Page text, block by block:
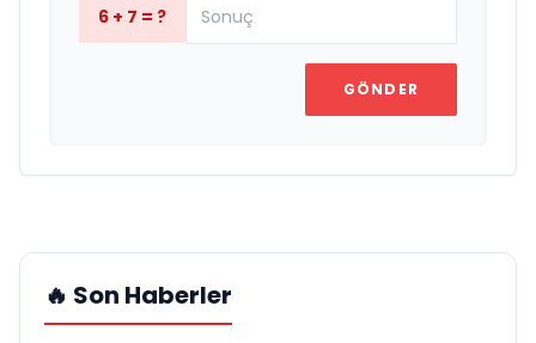
6 + 7 = ?
GÖNDER
🔥 Son Haberler